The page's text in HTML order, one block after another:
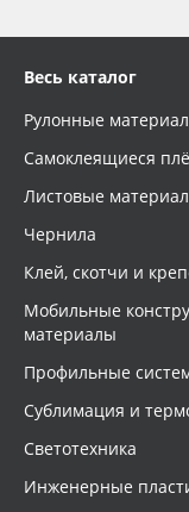
Весь каталог
Рулонные
Самоклеящиеся
Листовые
Чернила
Клей, скотчи и
Мобильные
материалы
Профильные
Сублимация и
Светотехника
Инженерные